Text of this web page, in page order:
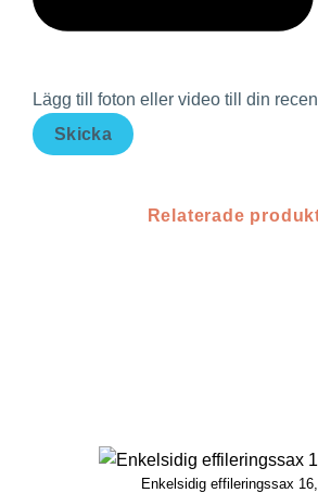
Lägg till foton eller video till din
Skicka
Relaterade
Enkelsidig effileringssax